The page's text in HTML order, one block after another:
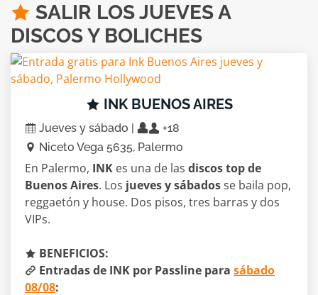
SALIR LOS JUEVES A
DISCOS Y BOLICHES
INK BUENOS AIRES
Jueves y sábado |
+18
Niceto Vega 5635, Palermo
En Palermo, INK es una de las discos top de
Buenos Aires. Los jueves y sábadosse baila pop,
reggaetón y house. Dos pisos, tres barras y dos
VIPs.
BENEFICIOS:
Entradas de INK por Passline para sábado
08/08: